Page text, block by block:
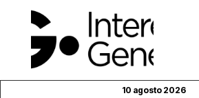
10 agosto 2026